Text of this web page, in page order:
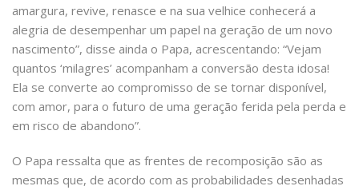
amargura, revive, renasce e na sua velhice conhecerá a
alegria de desempenhar um papel na geração de um novo
nascimento”, disse ainda o Papa, acrescentando: “Vejam
quantos ‘milagres’ acompanham a conversão desta idosa!
Ela se converte ao compromisso de se tornar disponível,
com amor, para o futuro de uma geração ferida pela perda e
em risco de abandono”.
O Papa ressalta que as frentes de recomposição são as
mesmas que, de acordo com as probabilidades desenhadas